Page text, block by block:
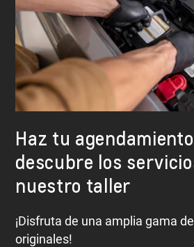
Ejes
Y muchos otros.
Haz tu
descubre los
nuestro taller
¡Disfruta de una amplia gama
originales!